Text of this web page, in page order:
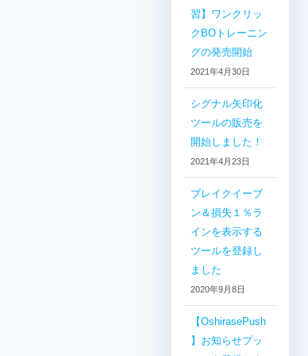
習】ワンクリッ
クBOトレーニン
グの発売開始
2021年4月30日
シグナル矢印化
ツールの販売を
開始しました！
2021年4月23日
ブレイクイーブ
ン＆損失１％ラ
インを表示する
ツールを登録し
ました
2020年9月8日
【OshirasePush
】お知らせプッ